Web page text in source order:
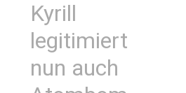
Kyrill
legitimiert
nun auch